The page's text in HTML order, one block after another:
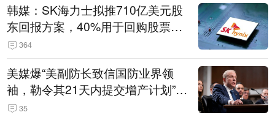
韩媒：SK海力士拟推710亿美元股
东回报方案，40%用于回购股票，
相当于美股发行规模
364
美媒爆“美副防长致信国防业界领
袖，勒令其21天内提交增产计划”，
五角大楼回应
35